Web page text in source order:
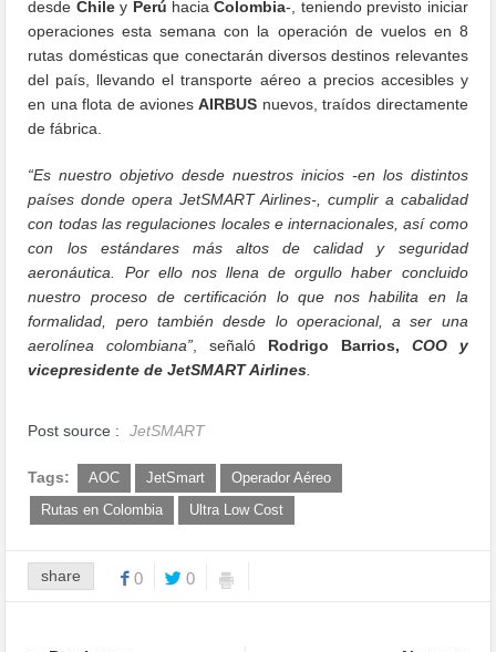
desde Chiley Perú haciaColombia-, teniendo previsto iniciar
operaciones esta semana con la operación de vuelos en 8
rutas domésticas que conectarán diversos destinos relevantes
del país, llevando el transporte aéreo a precios accesibles y
en una flota de avionesAIRBUS nuevos, traídos directamente
de fábrica.
“Es nuestro objetivo desde nuestros inicios -en los distintos
países donde opera JetSMART Airlines-, cumplir a cabalidad
con todas las regulaciones locales e internacionales, así como
con los estándares más altos de calidad y seguridad
aeronáutica. Por ello nos llena de orgullo haber concluido
nuestro proceso de certificación lo que nos habilita en la
formalidad, pero también desde lo operacional, a ser una
aerolínea colombiana” , señaló Rodrigo Barrios, COO y
vicepresidente de JetSMART Airlines
Post source : JetSMART
Tags: AOC JetSmart
Operador Aéreo
Rutas en Colombia
Ultra Low Cost
share 0 0